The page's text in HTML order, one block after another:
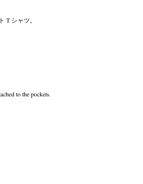
T シャツ。
to the pockets.